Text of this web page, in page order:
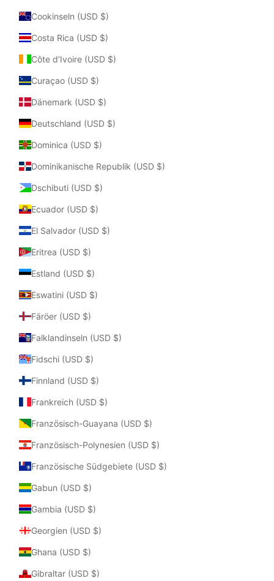
Cookinseln (USD $)
Costa Rica (USD $)
Côte d’Ivoire (USD $)
Curaçao (USD $)
Dänemark (USD $)
Deutschland (USD $)
Dominica (USD $)
Dominikanische Republik (USD $)
Dschibuti (USD $)
Ecuador (USD $)
El Salvador (USD $)
Eritrea (USD $)
Estland (USD $)
Eswatini (USD $)
Färöer (USD $)
Falklandinseln (USD $)
Fidschi (USD $)
Finnland (USD $)
Frankreich (USD $)
Französisch-Guayana (USD $)
Französisch-Polynesien (USD $)
Französische Südgebiete (USD $)
Gabun (USD $)
Gambia (USD $)
Georgien (USD $)
Ghana (USD $)
Gibraltar (USD $)